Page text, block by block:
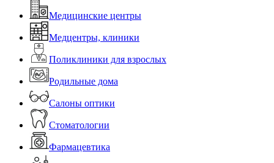
Медицинские центры
Медцентры, клиники
Поликлиники для взрослых
Родильные дома
Салоны оптики
Стоматологии
Фармацевтика